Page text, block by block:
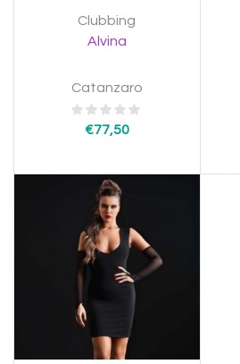
Clubbing
Alvina
Catanzaro
€77,50